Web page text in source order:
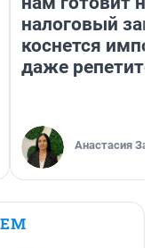
налоговый
коснется
даже
Анастасия